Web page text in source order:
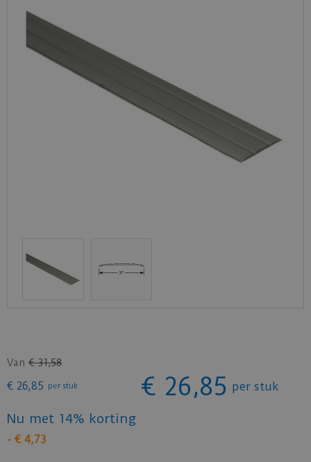
Van € 31,58
€ 26,85 per stuk € 26,85 per stuk
Nu met 14% korting
- € 4,73